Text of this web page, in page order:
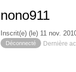
nono911
Inscrit(e) (le) 11 nov.
Déconnecté Dernière